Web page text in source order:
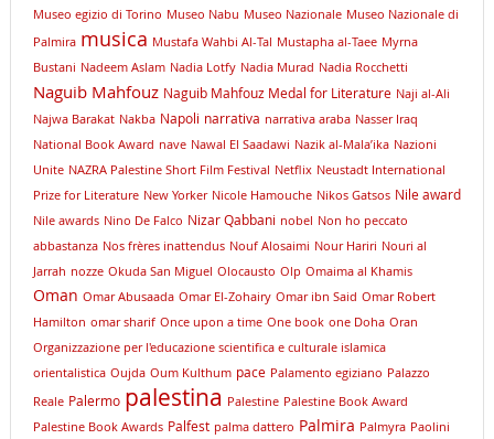
Museo egizio di Torino Museo Nabu Museo Nazionale Museo Nazionale di
Palmira musica Mustafa Wahbi Al-Tal Mustapha al-Taee Myrna
Bustani Nadeem Aslam Nadia Lotfy Nadia Murad Nadia Rocchetti
Naguib Mahfouz Naguib Mahfouz Medal for Literature Naji al-Ali
Najwa Barakat Nakba Napoli narrativa narrativa araba Nasser Iraq
National Book Award nave Nawal El Saadawi Nazik al-Mala’ika Nazioni
Unite NAZRA Palestine Short Film Festival Netflix Neustadt International
Prize for Literature New Yorker Nicole Hamouche Nikos Gatsos Nile award
Nile awards Nino De Falco Nizar Qabbani nobel Non ho peccato
abbastanza Nos frères inattendus Nouf Alosaimi Nour Hariri Nouri al
Jarrah nozze Okuda San Miguel Olocausto Olp Omaima al Khamis
Oman Omar Abusaada Omar El-Zohairy Omar ibn Said Omar Robert
Hamilton omar sharif Once upon a time One book one Doha Oran
Organizzazione per l'educazione scientifica e culturale islamica
orientalistica Oujda Oum Kulthum pace Palamento egiziano Palazzo
Reale Palermo palestina Palestine Palestine Book Award
Palestine Book Awards Palfest palma dattero Palmira Palmyra Paolini